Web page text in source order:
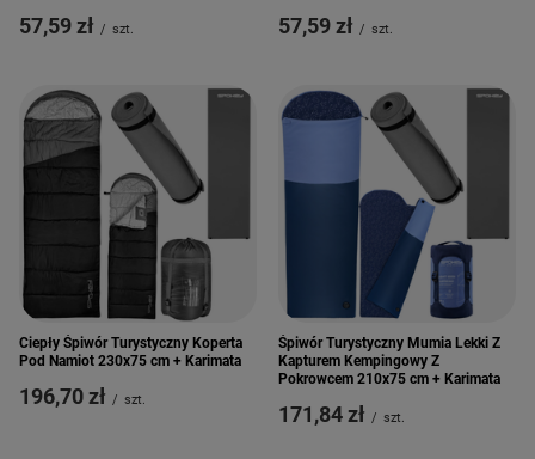
57,59 zł / szt. 57,59 zł / szt.
Ciepły Śpiwór Turystyczny Koperta
Pod Namiot 230x75 cm + Karimata
196,70 zł / szt.
Śpiwór Turystyczny Mumia Lekki Z
Kapturem Kempingowy Z
Pokrowcem 210x75 cm + Karimata
171,84 zł / szt.